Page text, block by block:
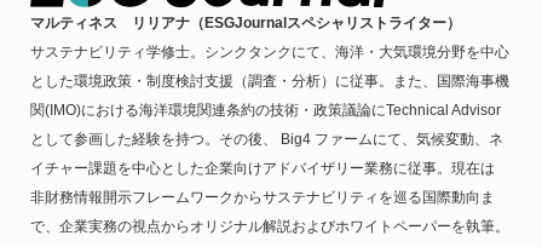
マルティネス リリアナ（ESGJournalスペシャリストライター）
サステナビリティ学修士。シンクタンクにて、海洋・大気環境分野を中心
とした環境政策・制度検討支援（調査・分析）に従事。また、国際海事機
関(IMO)における海洋環境関連条約の技術・政策議論にTechnical Advisor
として参画した経験を持つ。その後、 Big4 ファームにて、気候変動、ネ
イチャー課題を中心とした企業向けアドバイザリー業務に従事。現在は
非財務情報開示フレームワークからサステナビリティを巡る国際動向ま
で、企業実務の視点からオリジナル解説およびホワイトペーパーを執筆。